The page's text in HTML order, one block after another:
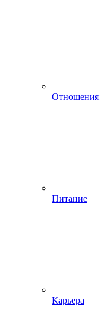
Отношения
Питание
Карьера